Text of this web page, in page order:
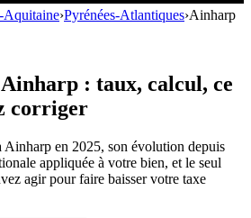
›Pyrénées-Atlantiques›Ainharp
Ainharp : taux, calcul, ce
corriger
Ainharp en 2025, son évolution depuis
appliquée à votre bien, et le seul
agir pour faire baisser votre taxe